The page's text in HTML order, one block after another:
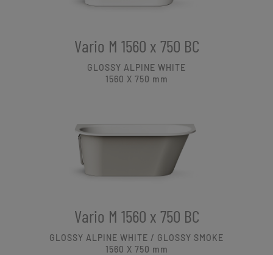
Vario M 1560 x 750 BC
GLOSSY ALPINE WHITE
1560 X 750 mm
Vario M 1560 x 750 BC
GLOSSY ALPINE WHITE / GLOSSY SMOKE
1560 X 750 mm